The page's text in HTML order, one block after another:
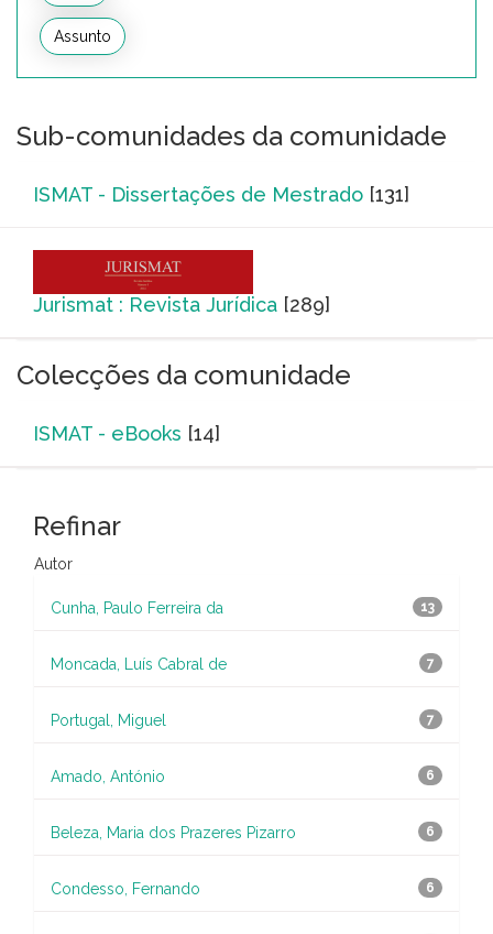
Sub-comunidades da comunidade
ISMAT - Dissertações de Mestrado [131]
Jurismat : Revista Jurídica [289]
Colecções da comunidade
ISMAT - eBooks [14]
Refinar
Autor
13
Cunha, Paulo Ferreira da
7
Moncada, Luís Cabral de
7
Portugal, Miguel
6
Amado, António
6
Beleza, Maria dos Prazeres Pizarro
6
Condesso, Fernando